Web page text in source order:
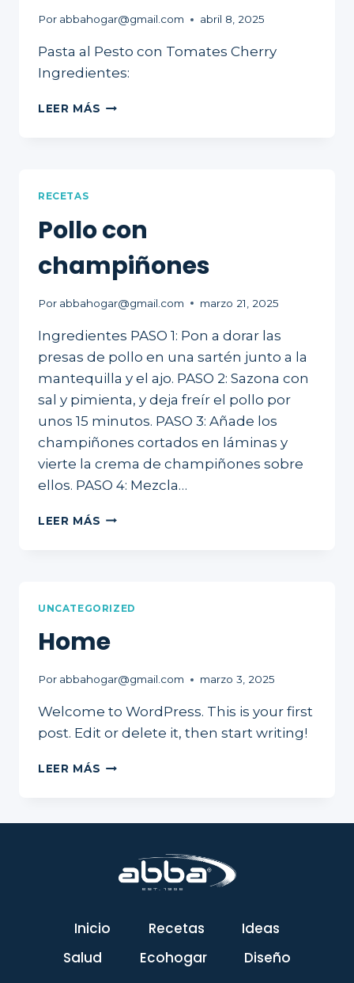
Por abbahogar@gmail.com abril 8, 2025
Pasta al Pesto con Tomates Cherry
Ingredientes:
LEER MÁS COCINA
RECETAS
Pollo con
champiñones
Por abbahogar@gmail.com marzo 21, 2025
Ingredientes PASO 1: Pon a dorar las
presas de pollo en una sartén junto a la
mantequilla y el ajo. PASO 2: Sazona con
sal y pimienta, y deja freír el pollo por
unos 15 minutos. PASO 3: Añade los
champiñones cortados en láminas y
vierte la crema de champiñones sobre
ellos. PASO 4: Mezcla…
LEER MÁS POLLO
UNCATEGORIZED
Home
Por abbahogar@gmail.com marzo 3, 2025
Welcome to WordPress. This is your first
post. Edit or delete it, then start writing!
LEER MÁS HOME
Inicio Recetas
Ideas
Salud
Ecohogar Diseño